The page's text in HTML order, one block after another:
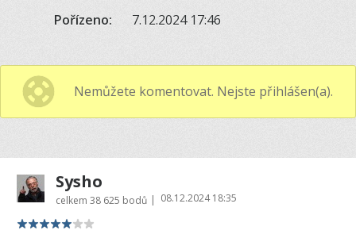
Pořízeno:
7.12.2024 17:46
Nemůžete komentovat. Nejste přihlášen(a).
Sysho
celkem 38 625 bodů | 08.12.2024 18:35